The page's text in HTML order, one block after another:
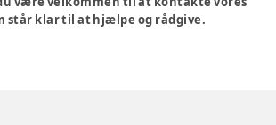
står klar til at hjælpe og rådgive.